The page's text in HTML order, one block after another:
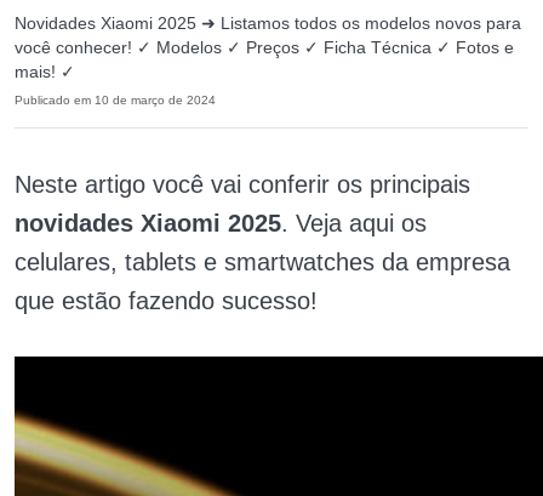
Novidades Xiaomi 2025 ➜ Listamos todos os modelos novos para
você conhecer! ✓ Modelos ✓ Preços ✓ Ficha Técnica ✓ Fotos e
mais! ✓
Publicado em 10 de março de 2024
Neste artigo você vai conferir os principais
novidades Xiaomi 2025. Veja aqui os
celulares, tablets e smartwatches da empresa
que estão fazendo sucesso!